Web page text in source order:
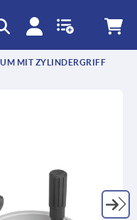
MIT ZYLINDERGRIFF